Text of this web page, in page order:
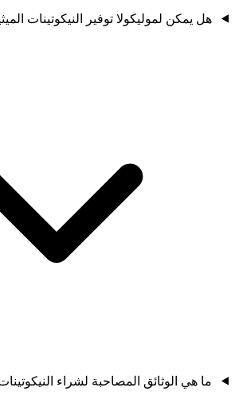
هل يمكن لموليكولا توفير النيكوتينات
ما هي الوثائق المصاحبة لشراء